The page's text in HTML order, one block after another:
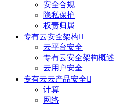
安全合规
隐私保护
权责归属
专有云安全架构
云平台安全
专有云安全架构概述
云用户安全
专有云云产品安全
计算
网络